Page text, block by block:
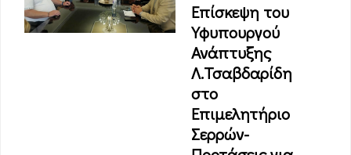
Επίσκεψη του
Υφυπουργού
Ανάπτυξης
Λ.Τσαβδαρίδη
στο
Επιμελητήριο
Σερρών-